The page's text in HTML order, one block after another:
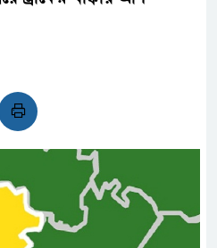
প্রধানমন্ত্রী
সিএমএসএফ পুঁজিবাজারে
গুরুত্বপূর্ণ ভূমিকা রাখছে: ওয়াসি আজম